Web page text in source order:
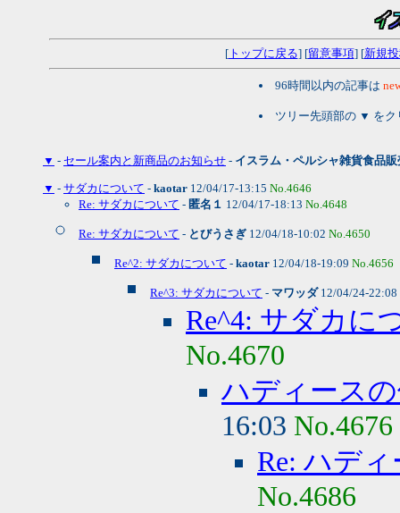
[トップに戻る] [留意事項] [新規
96時間以内の記事は
ツリー先頭部の ▼ をク
▼ - セール案内と新商品のお知らせ - イスラム・ペルシャ雑貨食品
▼ - サダカについて - kaotar 12/04/17-13:15 No.4646
Re: サダカについて - 匿名１ 12/04/17-18:13 No.4648
Re: サダカについて - とびうさぎ 12/04/18-10:02 No.4650
Re^2: サダカについて - kaotar 12/04/18-19:09 No.4656
Re^3: サダカについて - マワッダ12/04/24-22:08
Re^4: サダカに
No.4670
ハディース
16:03 No.4676
Re: ハデ
No.4686